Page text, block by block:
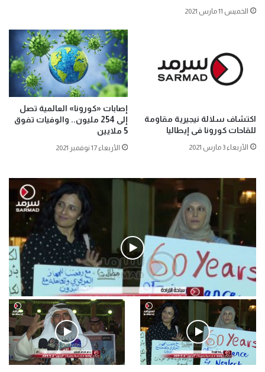
الخميس 11 مارس 2021
اكتشاف سلالة نيجيرية مقاومة
للقاحات كورونا فى إيطاليا
الأربعاء 3 مارس 2021
إصابات «كورونا» العالمية تصل
إلى ‏254 مليون.. والوفيات تفوق
5 ملايين
الأربعاء 17 نوفمبر 2021
فيديو
.وقفة احتجاجية رمزية لـ”#البدون” في ساحة الإرادة 4-5-2019.
الأحد 5 مايو 2019